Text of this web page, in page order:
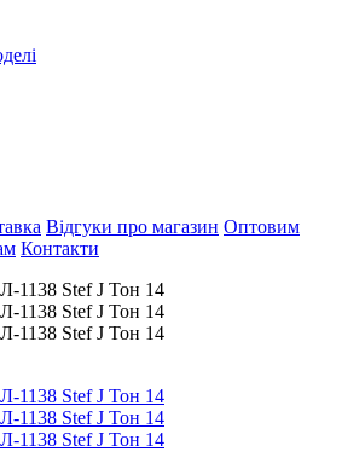
Відгуки про магазин Оптовим
Контакти